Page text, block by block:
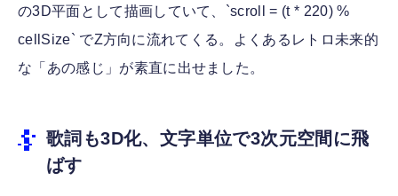
の3D平面として描画していて、`scroll = (t * 220) %
cellSize` でZ方向に流れてくる。よくあるレトロ未来的
な「あの感じ」が素直に出せました。
歌詞も3D化、文字単位で3次元空間に飛
ばす